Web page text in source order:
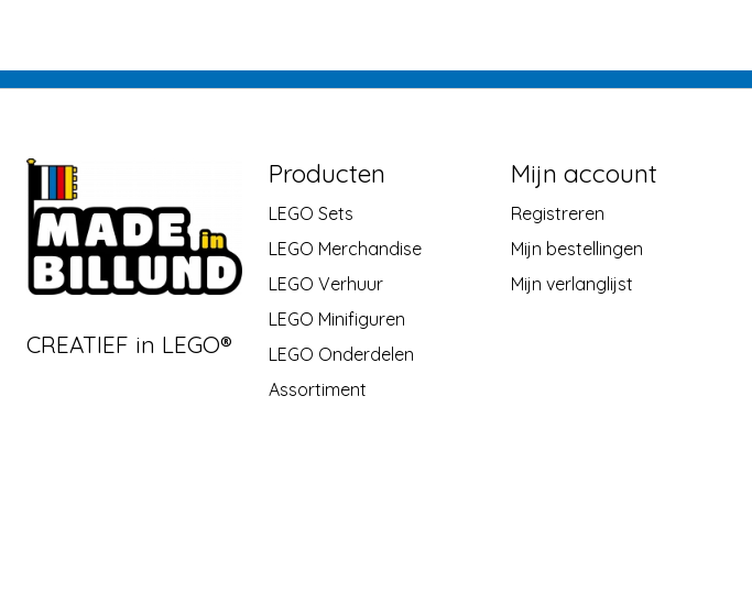
CREATIEF in LEGO®
Producten
LEGO Sets
LEGO Merchandise
LEGO Verhuur
LEGO Minifiguren
LEGO Onderdelen
Assortiment
Mijn account
Registreren
Mijn bestellingen
Mijn verlanglijst